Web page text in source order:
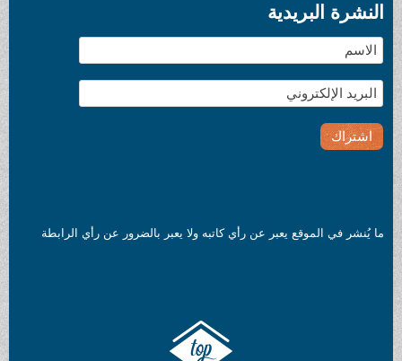
النشرة البريدية
ما يُنشر في الموقع يعبر عن رأي كاتبه ولا يعبر بالضرور عن رأي الرابطة